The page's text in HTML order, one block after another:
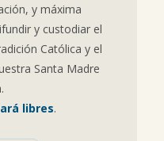
y máxima
y custodiar el
Católica y el
Santa Madre
libres.